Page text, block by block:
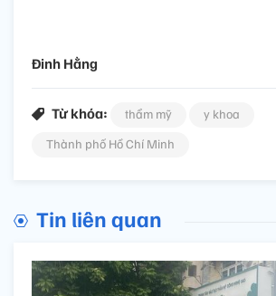
Đinh Hằng
Từ khóa: thẩm mỹ
y khoa
Thành phố Hồ Chí Minh
Tin liên quan